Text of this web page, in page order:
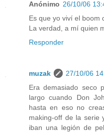
Anónimo 26/10/06
Es que yo viví el boom
La verdad, a mí quien
Responder
muzak
27/10/06
Era demasiado seco
largo cuando Don
hasta en eso no
making-off de la serie
iban una legión de